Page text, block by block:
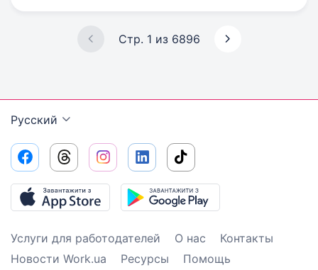
Стр. 1 из 6896
Русский
Услуги для работодателей О нас
Контакты
Новости Work.ua
Ресурсы Помощь